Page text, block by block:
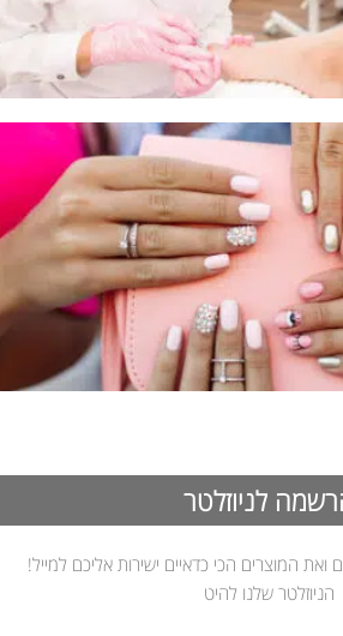
לניוזלטר
ואת המוצרים הכי כדאיים ישירות אליכם למייל!
הניוזלטר שלנו להיט